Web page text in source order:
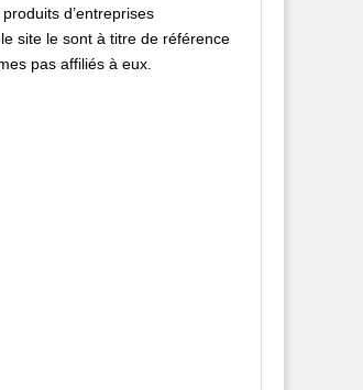
d’entreprises
site le sont à titre de référence
pas affiliés à eux.